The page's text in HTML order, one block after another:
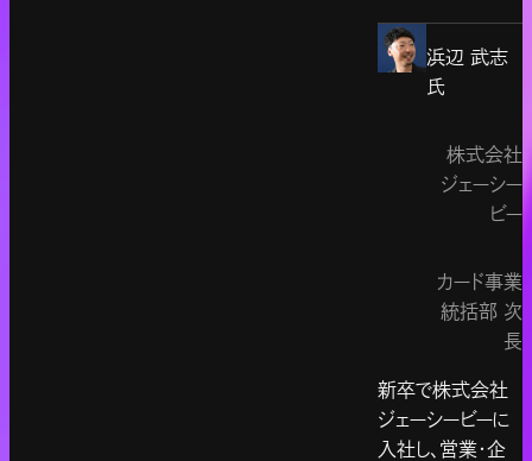
浜辺 武志
氏
株式会社
ジェーシー
ビー
カード事業
統括部 次
長
新卒で株式会社
ジェーシービーに
入社し、営業・企